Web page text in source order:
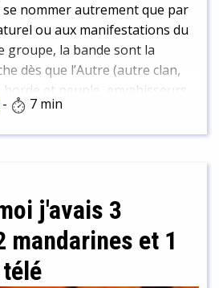
(PCH meetings). Pourquoi
événements pour mettre en
du 19e siècle comme
couleurs ? Du bleu
nombreux sont les coloris
par les chimistes et teinturiers
ces découvertes ont
de prospérer et à la chimie
lyonnaise.
se nommer autrement que par
ou aux manifestations du
groupe, la bande sont la
dès que l’Autre (autre clan,
et peuple, envahisseurs
[…]
- 7 min
j'avais 3
mandarines et 1